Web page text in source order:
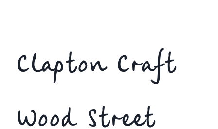
Clapton Craft
Wood Street